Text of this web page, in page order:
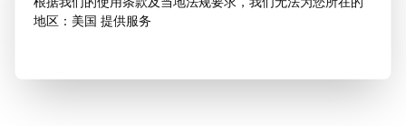
地区：美国 提供服务